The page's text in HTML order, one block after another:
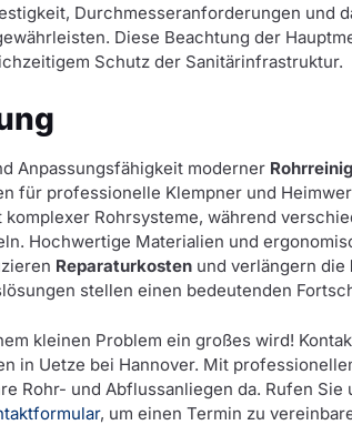
Durchmesseranforderungen und
Diese Beachtung der
Schutz der Sanitärinfrastruktur.
Anpassungsfähigkeit moderner
für professionelle Klempner und
Rohrsysteme, während
Hochwertige Materialien und
Reparaturkosten und verlängern die
stellen einen bedeutenden
kleinen Problem ein großes wird!
in Uetze bei Hannover. Mit
Rohr- und Abflussanliegen da. Rufen Sie
, um einen Termin zu